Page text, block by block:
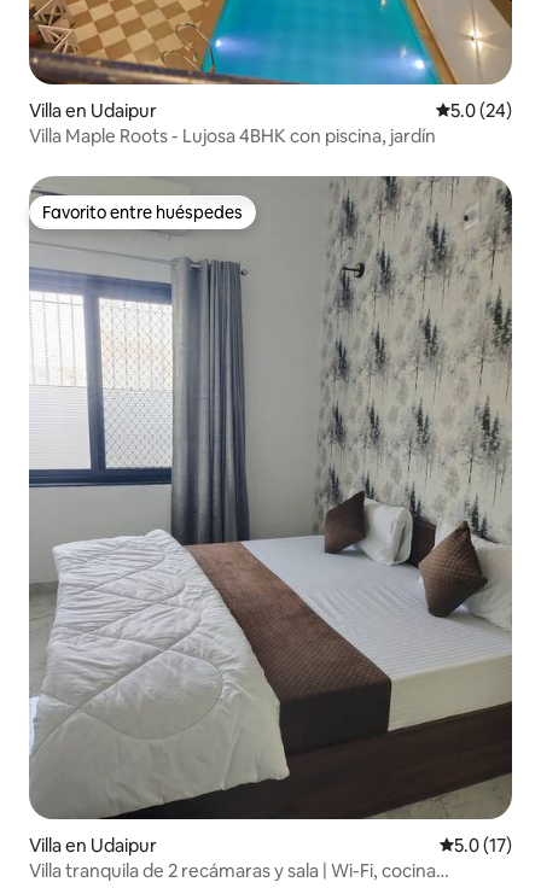
Villa en Udaipur Calificación
5.0 (24)
Villa Maple Roots - Lujosa 4BHK con piscina, jardín
Favorito entre huéspedes
Favorito entre huéspedes
Villa en Udaipur Calificación
5.0 (17)
Villa tranquila de 2 recámaras y sala | Wi-Fi, cocina